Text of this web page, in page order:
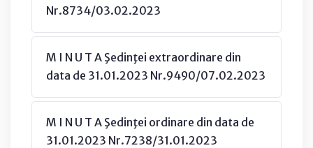
Nr.8734/03.02.2023
M I N U T A Şedinţei extraordinare din
data de 31.01.2023 Nr.9490/07.02.2023
M I N U T A Şedinţei ordinare din data de
31.01.2023 Nr.7238/31.01.2023